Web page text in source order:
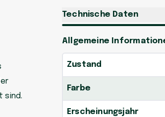
sind.
Technische Daten
Allgemeine
Zustand
Farbe
Erscheinungsjahr